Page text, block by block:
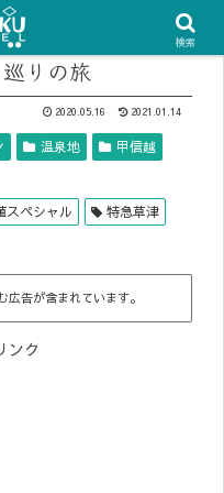
りの旅
2020.05.16 2021.01.14
温泉地
甲信越
スペシャル
特急草津
告が含まれています。
ンク
検索